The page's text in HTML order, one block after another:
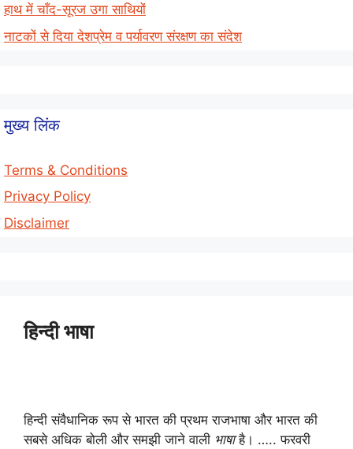
हाथ में चाँद-सूरज उगा साथियों
नाटकों से दिया देशप्रेम व पर्यावरण संरक्षण का संदेश
मुख्य लिंक
Terms & Conditions
Privacy Policy
Disclaimer
हिन्दी भाषा
हिन्दी संवैधानिक रूप से भारत की प्रथम राजभाषा और भारत की
सबसे अधिक बोली और समझी जाने वाली भाषाहै। ….. फरवरी